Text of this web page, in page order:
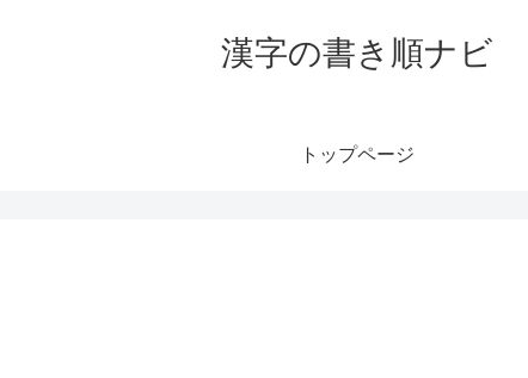
漢字の書き順ナビ
トップページ